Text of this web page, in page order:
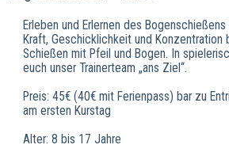
Erleben und Erlernen des
Kraft, Geschicklichkeit und Konzentration
Schießen mit Pfeil und Bogen. In
euch unser Trainerteam „ans Ziel“.
Preis: 45€ (40€ mit Ferienpass) bar zu
am ersten Kurstag
Alter: 8 bis 17 Jahre